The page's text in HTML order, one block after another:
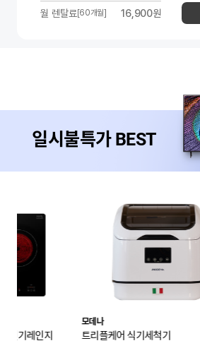
월 렌탈료[60개월] 16,900원
일시불특가 BEST
풀무원
스팀쿡 마스터 듀얼스팀오븐 에